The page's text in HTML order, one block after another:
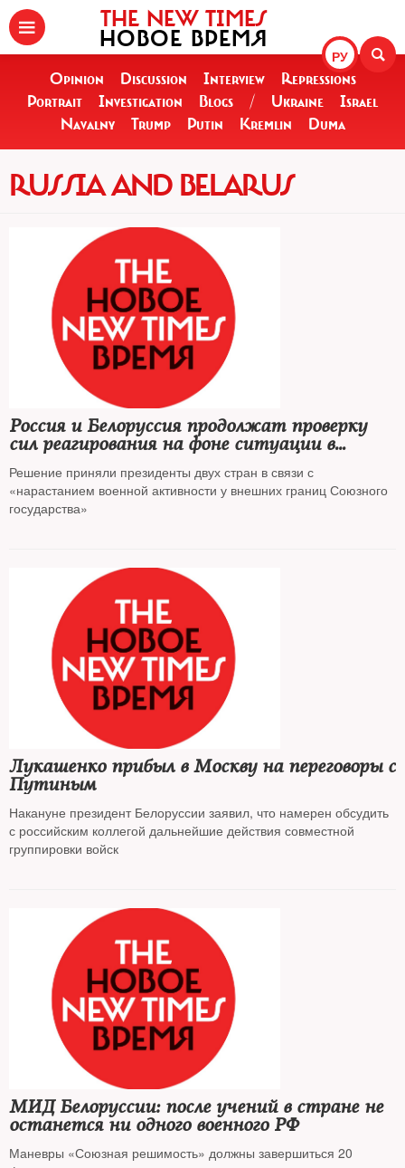
РУ
THE NEW TIMES
НОВОЕ ВРЕМЯ
Opinion Discussion Interview
Repressions
Portrait
Investigation Blogs / Ukraine
Israel
Navalny
Trump Putin Kremlin Duma
RUSSIA AND BELARUS
Россия и Белоруссия продолжат проверку
сил реагирования на фоне ситуации в
Донбассе
Решение приняли президенты двух стран в связи с
«нарастанием военной активности у внешних границ Союзного
государства»
Лукашенко прибыл в Москву на переговоры с
Путиным
Накануне президент Белоруссии заявил, что намерен обсудить
с российским коллегой дальнейшие действия совместной
группировки войск
МИД Белоруссии: после учений в стране не
останется ни одного военного РФ
Маневры «Союзная решимость» должны завершиться 20